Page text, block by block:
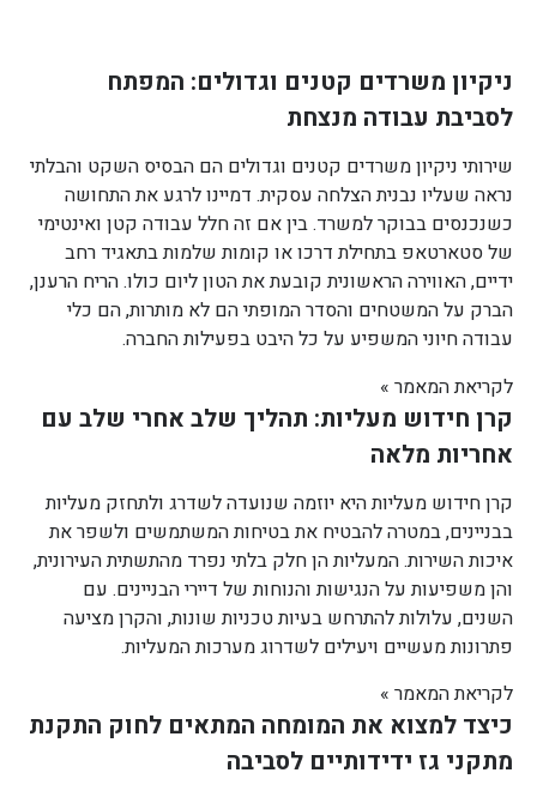
ניקיון משרדים קטנים וגדולים: המפתח
לסביבת עבודה מנצחת
שירותי ניקיון משרדים קטנים וגדולים הם הבסיס השקט והבלתי
נראה שעליו נבנית הצלחה עסקית. דמיינו לרגע את התחושה
כשנכנסים בבוקר למשרד. בין אם זה חלל עבודה קטן ואינטימי
של סטארטאפ בתחילת דרכו או קומות שלמות בתאגיד רחב
ידיים, האווירה הראשונית קובעת את הטון ליום כולו. הריח הרענן,
הברק על המשטחים והסדר המופתי הם לא מותרות, הם כלי
עבודה חיוני המשפיע על כל היבט בפעילות החברה.
לקריאת המאמר »
קרן חידוש מעליות: תהליך שלב אחרי שלב עם
אחריות מלאה
קרן חידוש מעליות היא יוזמה שנועדה לשדרג ולתחזק מעליות
בבניינים, במטרה להבטיח את בטיחות המשתמשים ולשפר את
איכות השירות. המעליות הן חלק בלתי נפרד מהתשתית העירונית,
והן משפיעות על הנגישות והנוחות של דיירי הבניינים. עם
השנים, עלולות להתרחש בעיות טכניות שונות, והקרן מציעה
פתרונות מעשיים ויעילים לשדרוג מערכות המעליות.
לקריאת המאמר »
כיצד למצוא את המומחה המתאים לחוק התקנת
מתקני גז ידידותיים לסביבה